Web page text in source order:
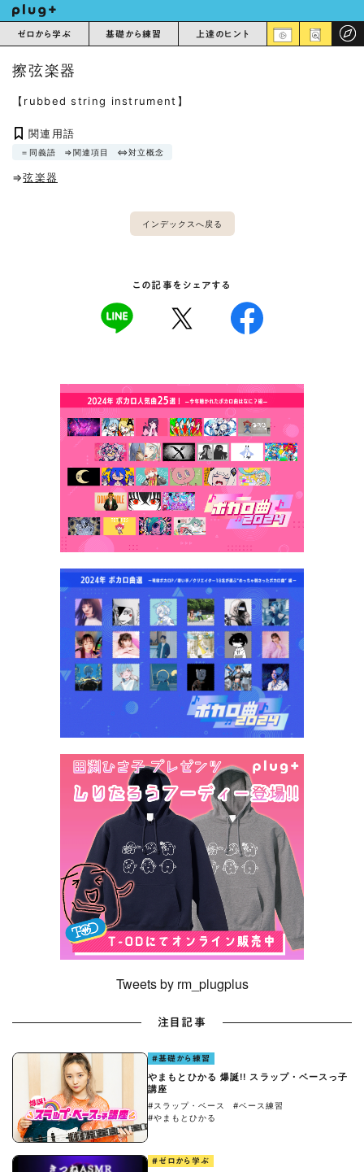
ゼロから学ぶ 基礎から練習 上達のヒント
擦弦楽器
【rubbed string instrument】
関連用語
＝同義語 ⇒関連項目 ⇔対立概念
⇒弦楽器
インデックスへ戻る
この記事をシェアする
Tweets by rm_plugplus
注目記事
#基礎から練習
やまもとひかる 爆誕!! スラップ・ベースっ子
講座
#スラップ・ベース
#ベース練習
#やまもとひかる
#ゼロから学ぶ